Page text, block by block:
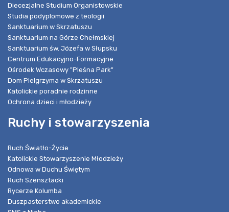
Diecezjalne Studium Organistowskie
Studia podyplomowe z teologii
Sanktuarium w Skrzatuszu
Sanktuarium na Górze Chełmskiej
Sanktuarium św. Józefa w Słupsku
Centrum Edukacyjno-Formacyjne
Ośrodek Wczasowy "Pleśna Park"
Dom Pielgrzyma w Skrzatuszu
Katolickie poradnie rodzinne
Ochrona dzieci i młodzieży
Ruchy i stowarzyszenia
Ruch Światło-Życie
Katolickie Stowarzyszenie Młodzieży
Odnowa w Duchu Świętym
Ruch Szensztacki
Rycerze Kolumba
Duszpasterstwo akademickie